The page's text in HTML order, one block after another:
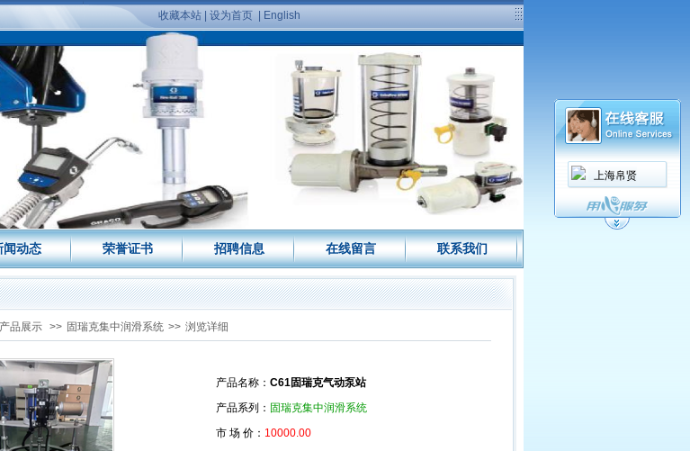
上海帛贤
收藏本站| 设为首页| English
闻动态 荣誉证书 招聘信息 在线留言 联系我们
产品展示 >> 固瑞克集中润滑系统 >> 浏览详细
产品名称： C61固瑞克气动泵站
产品系列： 固瑞克集中润滑系统
市 场 价： 10000.00